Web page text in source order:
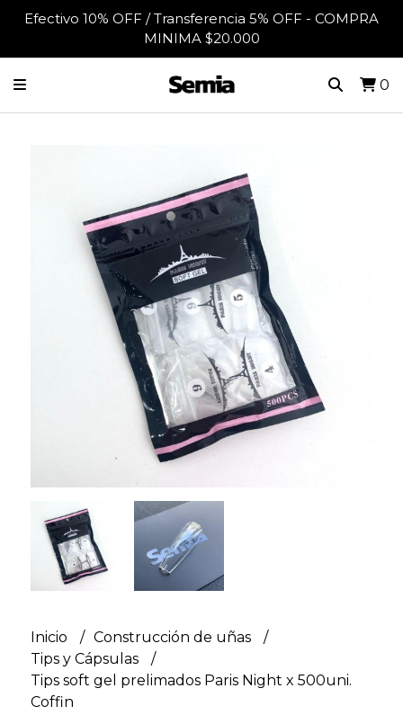
Efectivo 10% OFF / Transferencia 5% OFF - COMPRA
MINIMA $20.000
0
Inicio
Construcción de uñas
Tips y Cápsulas
Tips soft gel prelimados Paris Night x 500uni.
Coffin